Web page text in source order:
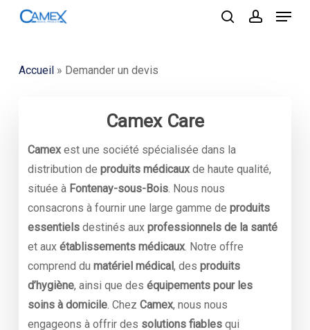
content
Menu
Accueil» Demander un devis
Camex Care
Camexest une société spécialisée dans la
distribution deproduits médicauxde haute qualité,
située à Fontenay-sous-Bois. Nous nous
consacrons à fournir une large gamme deproduits
essentiels destinés auxprofessionnels de la santé
et auxétablissements médicaux. Notre offre
comprend dumatériel médical, desproduits
d’hygiène, ainsi que deséquipements pour les
soins à domicile. ChezCamex, nous nous
engageons à offrir des solutions fiables qui